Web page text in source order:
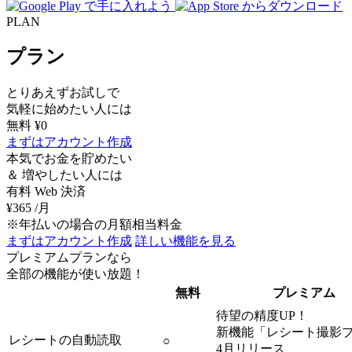
PLAN
プラン
とりあえずお試しで
気軽に始めたい人には
無料 ¥0
まずはアカウント作成
本気でお金を貯めたい
＆ 増やしたい人には
有料 Web 決済
¥365 /月
※年払いの場合の月額相当料金
まずはアカウント作成 詳しい機能を見る
プレミアムプランなら
全部の機能が使い放題！
無料
プレミアム
レシートの自動読取 ○
待望の精度UP！
新機能「レシート撮影
4月リリース